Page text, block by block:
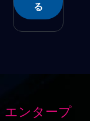
る
エンタープ